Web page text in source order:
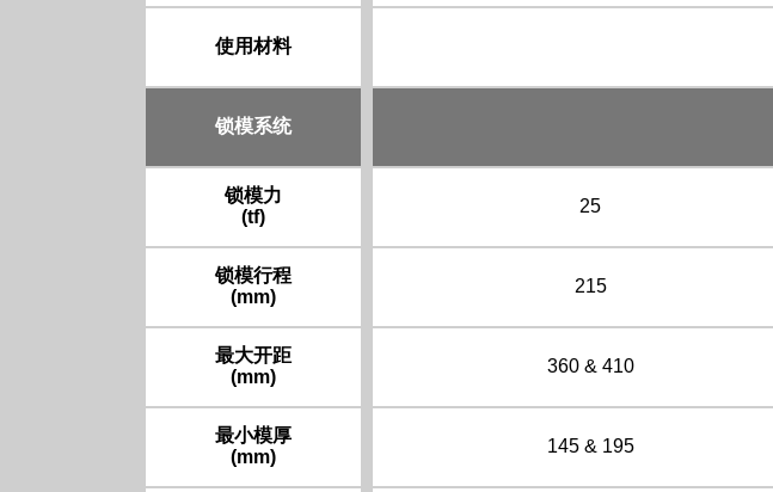
使用材料
锁模系统
锁模力
(tf)
锁模行程
(mm)
最大开距
(mm)
最小模厚
(mm)
25
215
360 & 410
145 & 195